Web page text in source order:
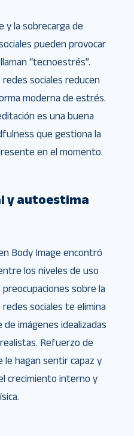
y la sobrecarga de
pueden provocar
“tecnoestrés”.
sociales reducen
moderna de estrés.
es una buena
que gestiona la
en el momento.
y autoestima
Body Image encontró
los niveles de uso
sobre la
sociales te elimina
imágenes idealizadas
Refuerzo de
le hagan sentir capaz y
crecimiento interno y